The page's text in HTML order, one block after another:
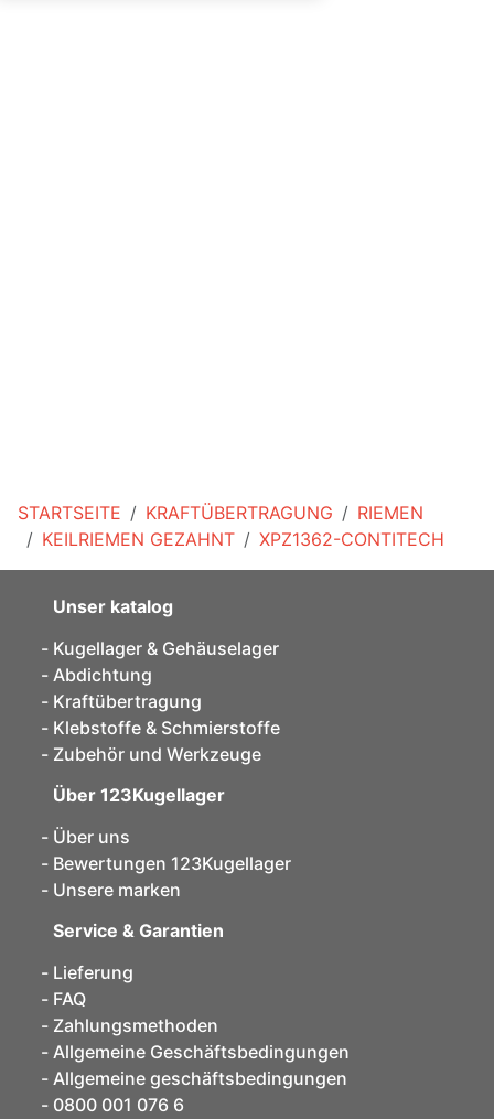
STARTSEITE KRAFTÜBERTRAGUNG
RIEMEN
KEILRIEMEN GEZAHNT
XPZ1362-CONTITECH
Unser katalog
Kugellager & Gehäuselager
Abdichtung
Kraftübertragung
Klebstoffe & Schmierstoffe
Zubehör und Werkzeuge
Über 123Kugellager
Über uns
Bewertungen 123Kugellager
Unsere marken
Service & Garantien
Lieferung
FAQ
Zahlungsmethoden
Allgemeine Geschäftsbedingungen
Allgemeine geschäftsbedingungen
0800 001 076 6